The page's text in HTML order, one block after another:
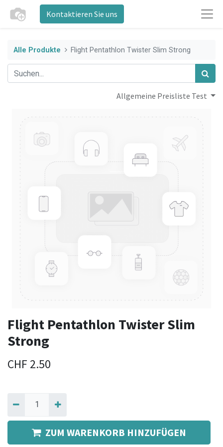
Kontaktieren Sie uns
Alle Produkte Flight Pentathlon Twister Slim Strong
Allgemeine Preisliste Test
Flight Pentathlon Twister Slim
Strong
CHF 2.50
ZUM WARENKORB HINZUFÜGEN